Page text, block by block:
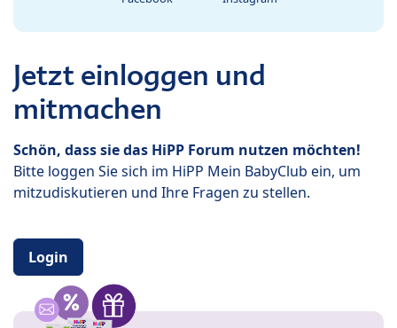
Jetzt einloggen und
mitmachen
Schön, dass sie das HiPP Forum nutzen möchten!
Bitte loggen Sie sich im HiPP Mein BabyClub ein, um
mitzudiskutieren und Ihre Fragen zu stellen.
Login